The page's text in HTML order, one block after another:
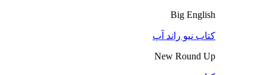
Big English
کتاب نیو راند آپ
New Round Up